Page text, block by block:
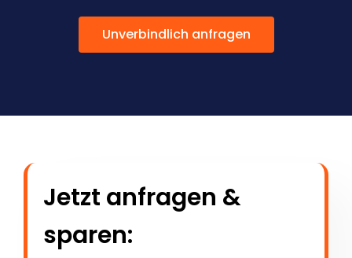
Unverbindlich anfragen
Jetzt anfragen &
sparen: